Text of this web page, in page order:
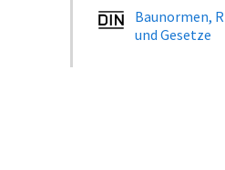
Baunormen,
und Gesetze